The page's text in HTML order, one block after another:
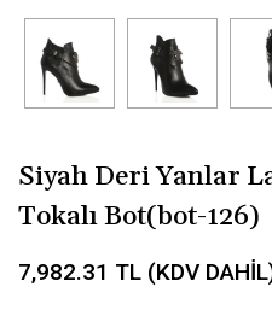
Siyah Deri Yanlar
Tokalı Bot(bot-126)
7,982.31 TL (KDV